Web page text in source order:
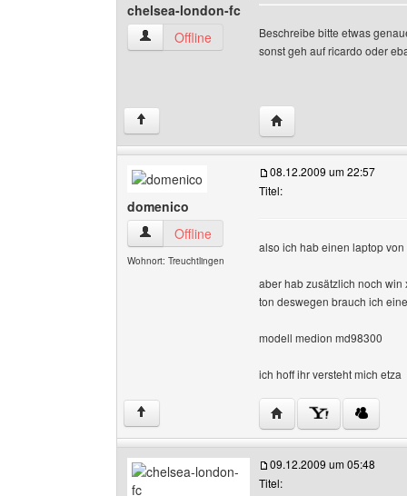
chelsea-london-fc
chelsea-london-fc Benutzer-Profile anzeigen
Offline
Beschreibe bitte etwas
sonst geh auf ricardo oder
↑ Website dieses
domenico
domenico Benutzer-Profile anzeigen
Offline
Wohnort: Treuchtlingen
08.12.2009 um 22:57
Titel:
also ich hab einen laptop
aber hab zusätzlich noch win
ton deswegen brauch ich
modell medion md98300
ich hoff ihr versteht mich etza
↑ Website dieses
09.12.2009 um 05:48
Titel: